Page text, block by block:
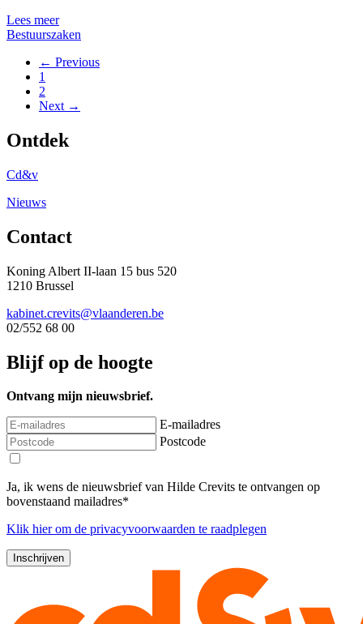
Lees meer
Bestuurszaken
← Previous
1
2
Next →
Ontdek
Cd&v
Nieuws
Contact
Koning Albert II-laan 15 bus 520
1210 Brussel
kabinet.crevits@vlaanderen.be
02/552 68 00
Blijf op de hoogte
Ontvang mijn nieuwsbrief.
E-mailadres
Postcode
Ja, ik wens de nieuwsbrief van Hilde Crevits te ontvangen op
bovenstaand mailadres*
Klik hierom de privacyvoorwaarden te raadplegen